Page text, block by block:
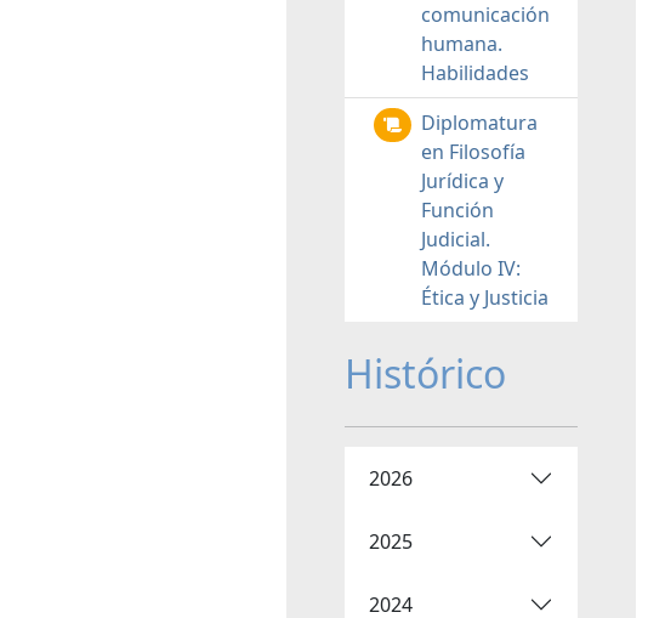
comunicación
humana.
Habilidades
Diplomatura
en Filosofía
Jurídica y
Función
Judicial.
Módulo IV:
Ética y Justicia
Histórico
2026
2025
2024